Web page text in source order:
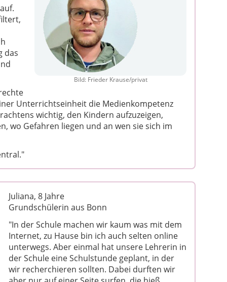
Bild: Frieder Krause/privat
das
Unterrichtseinheit die Medienkompetenz
wichtig, den Kindern aufzuzeigen,
wo Gefahren liegen und an wen sie sich im
Juliana, 8 Jahre
Grundschülerin aus Bonn
"In der Schule machen wir kaum was mit dem
Internet, zu Hause bin ich auch selten online
unterwegs. Aber einmal hat unsere Lehrerin in
der Schule eine Schulstunde geplant, in der
wir recherchieren sollten. Dabei durften wir